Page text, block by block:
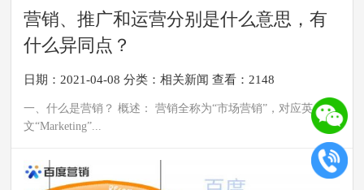
营销、推广和运营分别是什么意思，有
什么异同点？
日期：2021-04-08 分类：相关新闻 查看：2148
一、什么是营销？ 概述： 营销全称为“市场营销”，对应英
文“Marketing”...